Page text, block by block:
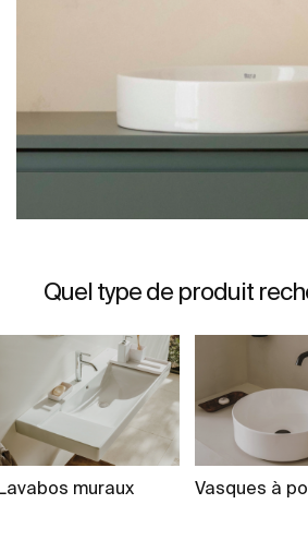
Quel type de produit
muraux Vasques à